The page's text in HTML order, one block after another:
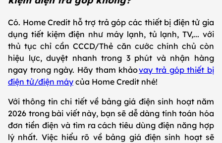
Có. Home Credit hỗ trợ trả góp các thiết bị điện tử gia
dụng tiết kiệm điện như máy lạnh, tủ lạnh, TV,... với
thủ tục chỉ cần CCCD/Thẻ căn cước chính chủ còn
hiệu lực, duyệt nhanh trong 3 phút và nhận hàng
ngay trong ngày. Hãy tham khảovay trả góp thiết bị
điện tử/điện máy của Home Credit nhé!
Với thông tin chi tiết về bảng giá điện sinh hoạt năm
2026 trong bài viết này, bạn sẽ dễ dàng tính toán hóa
đơn tiền điện và tìm ra cách tiêu dùng điện năng hợp
lý nhất. Việc hiểu rõ về bảng giá điện sinh hoạt sẽ